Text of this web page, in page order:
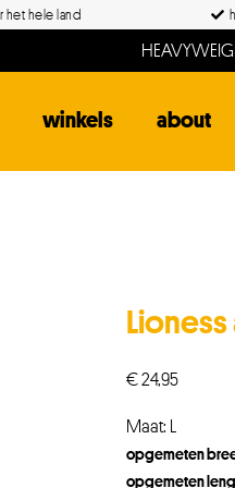
het hele land
winkels about
€24,95
Maat: L
opgemeten
opgemeten